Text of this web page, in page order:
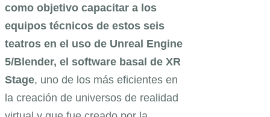
como objetivo capacitar a los
equipos técnicos de estos seis
teatros en el uso de Unreal Engine
5/Blender, el software basal de XR
Stage, uno de los más eficientes en
la creación de universos de realidad